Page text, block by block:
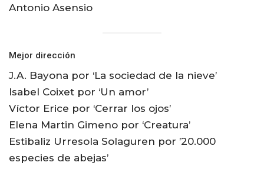
Antonio Asensio
Mejor dirección
J.A. Bayona por ‘La sociedad de la nieve’
Isabel Coixet por ‘Un amor’
Víctor Erice por ‘Cerrar los ojos’
Elena Martin Gimeno por ‘Creatura’
Estibaliz Urresola Solaguren por ’20.000
especies de abejas’